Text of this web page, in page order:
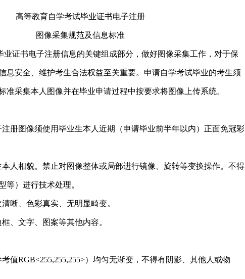
高等教育自学考试毕业证书电子注册
图像采集规范及信息标准
业证书电子注册信息的关键组成部分，做好图像采集工作，对于保
息安全、维护考生合法权益至关重要。申请自学考试毕业的考生须
准采集本人图像并在毕业申请过程中按要求将图像上传系统。
册图像须使用毕业生本人近期（申请毕业前半年以内）正面免冠彩
人相貌。禁止对图像整体或局部进行镜像、旋转等变换操作。不得
等）进行技术处理。
晰、色彩真实、无明显畸变。
、文字、图案等其他内容。
值RGB<255,255,255>）均匀无渐变，不得有阴影、其他人或物